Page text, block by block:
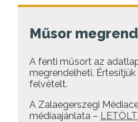
Műsor
A fenti műsort az
megrendelheti.
felvételt.
A Zalaegerszegi
médiaajánlata –